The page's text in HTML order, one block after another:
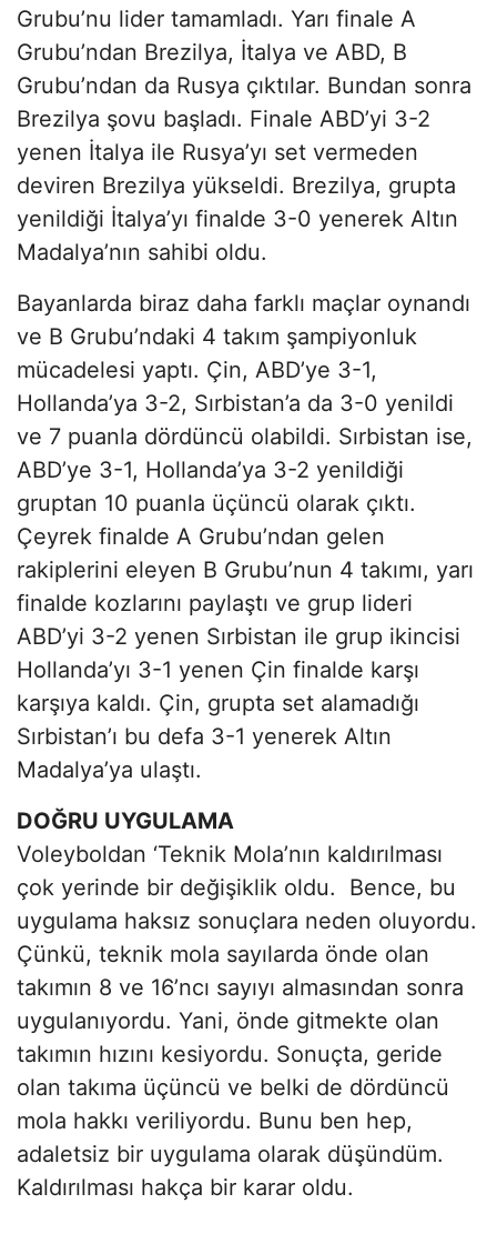
Grubu’nu lider tamamladı. Yarı finale A
Grubu’ndan Brezilya, İtalya ve ABD, B
Grubu’ndan da Rusya çıktılar. Bundan sonra
Brezilya şovu başladı. Finale ABD’yi 3-2
yenen İtalya ile Rusya’yı set vermeden
deviren Brezilya yükseldi. Brezilya, grupta
yenildiği İtalya’yı finalde 3-0 yenerek Altın
Madalya’nın sahibi oldu.
Bayanlarda biraz daha farklı maçlar oynandı
ve B Grubu’ndaki 4 takım şampiyonluk
mücadelesi yaptı. Çin, ABD’ye 3-1,
Hollanda’ya 3-2, Sırbistan’a da 3-0 yenildi
ve 7 puanla dördüncü olabildi. Sırbistan ise,
ABD’ye 3-1, Hollanda’ya 3-2 yenildiği
gruptan 10 puanla üçüncü olarak çıktı.
Çeyrek finalde A Grubu’ndan gelen
rakiplerini eleyen B Grubu’nun 4 takımı, yarı
finalde kozlarını paylaştı ve grup lideri
ABD’yi 3-2 yenen Sırbistan ile grup ikincisi
Hollanda’yı 3-1 yenen Çin finalde karşı
karşıya kaldı. Çin, grupta set alamadığı
Sırbistan’ı bu defa 3-1 yenerek Altın
Madalya’ya ulaştı.
DOĞRU UYGULAMA
Voleyboldan ‘Teknik Mola’nın kaldırılması
çok yerinde bir değişiklik oldu. Bence, bu
uygulama haksız sonuçlara neden oluyordu.
Çünkü, teknik mola sayılarda önde olan
takımın 8 ve 16’ncı sayıyı almasından sonra
uygulanıyordu. Yani, önde gitmekte olan
takımın hızını kesiyordu. Sonuçta, geride
olan takıma üçüncü ve belki de dördüncü
mola hakkı veriliyordu. Bunu ben hep,
adaletsiz bir uygulama olarak düşündüm.
Kaldırılması hakça bir karar oldu.